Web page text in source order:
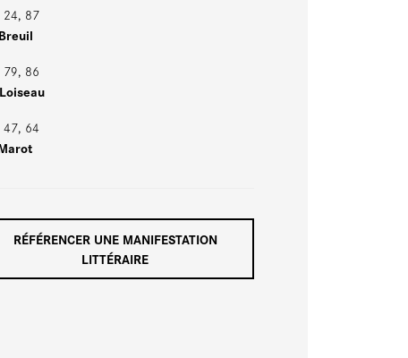
24, 87
79, 86
47, 64
RÉFÉRENCER UNE MANIFESTATION
LITTÉRAIRE